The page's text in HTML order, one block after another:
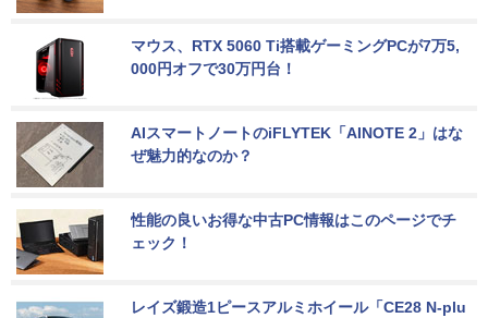
マウス、RTX 5060 Ti搭載ゲーミングPCが7万5,
000円オフで30万円台！
AIスマートノートのiFLYTEK「AINOTE 2」はな
ぜ魅力的なのか？
性能の良いお得な中古PC情報はこのページでチ
ェック！
レイズ鍛造1ピースアルミホイール「CE28 N-plu